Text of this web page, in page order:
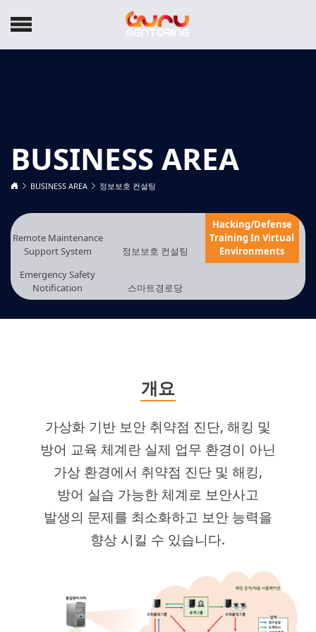
BUSINESS AREA
BUSINESS AREA 정보보호 컨설팅
Remote Maintenance
Support System
정보보호 컨설팅
Hacking/Defense
Training In Virtual
Environments
Emergency Safety
Notification
스마트경로당
개요
가상화 기반 보안 취약점 진단, 해킹 및
방어 교육 체계란 실제 업무 환경이 아닌
가상 환경에서 취약점 진단 및 해킹,
방어 실습 가능한 체계로 보안사고
발생의 문제를 최소화하고 보안 능력을
향상 시킬 수 있습니다.